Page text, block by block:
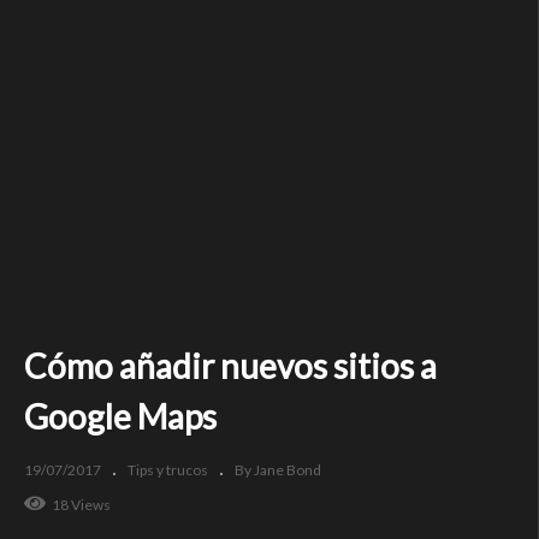
Cómo añadir nuevos sitios a
Google Maps
19/07/2017 Tips y trucos
By Jane Bond
18 Views